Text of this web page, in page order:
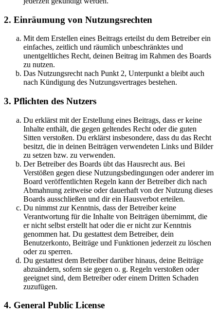
2. Einräumung von Nutzungsrechten
Mit dem Erstellen eines Beitrags erteilst du dem Betreiber ein
einfaches, zeitlich und räumlich unbeschränktes und
unentgeltliches Recht, deinen Beitrag im Rahmen des Boards
zu nutzen.
Das Nutzungsrecht nach Punkt 2, Unterpunkt a bleibt auch
nach Kündigung des Nutzungsvertrages bestehen.
3. Pflichten des Nutzers
Du erklärst mit der Erstellung eines Beitrags, dass er keine
Inhalte enthält, die gegen geltendes Recht oder die guten
Sitten verstoßen. Du erklärst insbesondere, dass du das Recht
besitzt, die in deinen Beiträgen verwendeten Links und Bilder
zu setzen bzw. zu verwenden.
Der Betreiber des Boards übt das Hausrecht aus. Bei
Verstößen gegen diese Nutzungsbedingungen oder anderer im
Board veröffentlichten Regeln kann der Betreiber dich nach
Abmahnung zeitweise oder dauerhaft von der Nutzung dieses
Boards ausschließen und dir ein Hausverbot erteilen.
Du nimmst zur Kenntnis, dass der Betreiber keine
Verantwortung für die Inhalte von Beiträgen übernimmt, die
er nicht selbst erstellt hat oder die er nicht zur Kenntnis
genommen hat. Du gestattest dem Betreiber, dein
Benutzerkonto, Beiträge und Funktionen jederzeit zu löschen
oder zu sperren.
Du gestattest dem Betreiber darüber hinaus, deine Beiträge
abzuändern, sofern sie gegen o. g. Regeln verstoßen oder
geeignet sind, dem Betreiber oder einem Dritten Schaden
zuzufügen.
4. General Public License